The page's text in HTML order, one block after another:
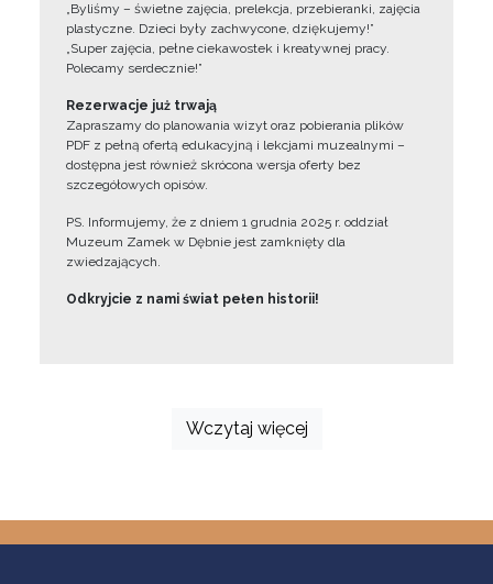
„Byliśmy – świetne zajęcia, prelekcja, przebieranki, zajęcia
plastyczne. Dzieci były zachwycone, dziękujemy!”
„Super zajęcia, pełne ciekawostek i kreatywnej pracy.
Polecamy serdecznie!”
Rezerwacje już trwają
Zapraszamy do planowania wizyt oraz pobierania plików
PDF z pełną ofertą edukacyjną i lekcjami muzealnymi –
dostępna jest również skrócona wersja oferty bez
szczegółowych opisów.
PS. Informujemy, że z dniem 1 grudnia 2025 r. oddział
Muzeum Zamek w Dębnie jest zamknięty dla
zwiedzających.
Odkryjcie z nami świat pełen historii!
Wczytaj więcej